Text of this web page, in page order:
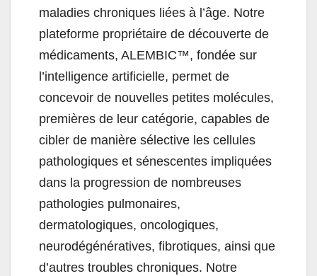
maladies chroniques liées à l’âge. Notre
plateforme propriétaire de découverte de
médicaments, ALEMBIC™, fondée sur
l’intelligence artificielle, permet de
concevoir de nouvelles petites molécules,
premières de leur catégorie, capables de
cibler de manière sélective les cellules
pathologiques et sénescentes impliquées
dans la progression de nombreuses
pathologies pulmonaires,
dermatologiques, oncologiques,
neurodégénératives, fibrotiques, ainsi que
d’autres troubles chroniques. Notre